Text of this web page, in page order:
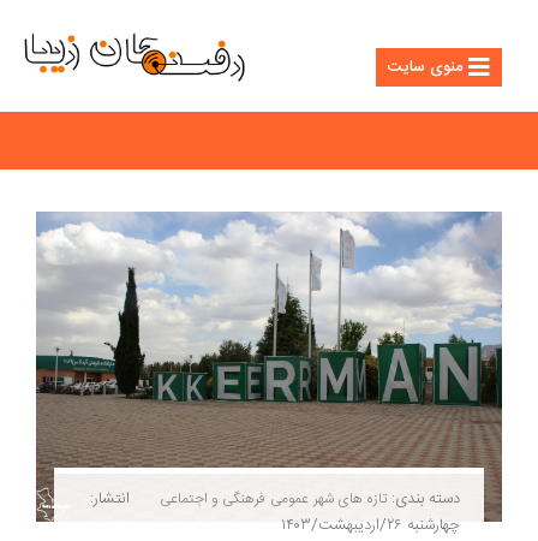
منوی سایت
دسته بندی: تازه های شهر عمومی فرهنگی و اجتماعی
انتشار:
چهارشنبه ۲۶/اردیبهشت/۱۴۰۳